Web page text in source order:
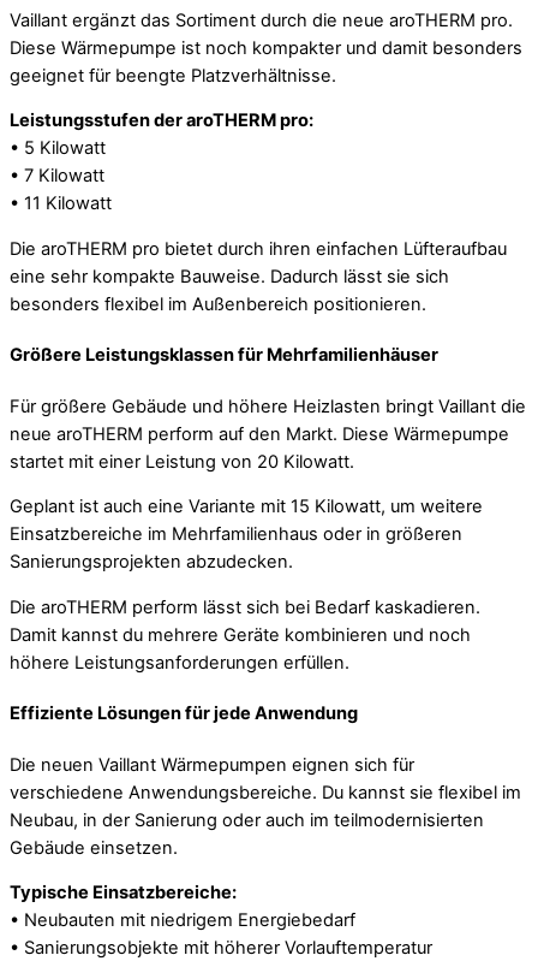
Vaillant ergänzt das Sortiment durch die neue aroTHERM pro.
Diese Wärmepumpe ist noch kompakter und damit besonders
geeignet für beengte Platzverhältnisse.
Leistungsstufen der aroTHERM pro:
• 5 Kilowatt
• 7 Kilowatt
• 11 Kilowatt
Die aroTHERM pro bietet durch ihren einfachen Lüfteraufbau
eine sehr kompakte Bauweise. Dadurch lässt sie sich
besonders flexibel im Außenbereich positionieren.
Größere Leistungsklassen für Mehrfamilienhäuser
Für größere Gebäude und höhere Heizlasten bringt Vaillant die
neue aroTHERM perform auf den Markt. Diese Wärmepumpe
startet mit einer Leistung von 20 Kilowatt.
Geplant ist auch eine Variante mit 15 Kilowatt, um weitere
Einsatzbereiche im Mehrfamilienhaus oder in größeren
Sanierungsprojekten abzudecken.
Die aroTHERM perform lässt sich bei Bedarf kaskadieren.
Damit kannst du mehrere Geräte kombinieren und noch
höhere Leistungsanforderungen erfüllen.
Effiziente Lösungen für jede Anwendung
Die neuen Vaillant Wärmepumpen eignen sich für
verschiedene Anwendungsbereiche. Du kannst sie flexibel im
Neubau, in der Sanierung oder auch im teilmodernisierten
Gebäude einsetzen.
Typische Einsatzbereiche:
• Neubauten mit niedrigem Energiebedarf
• Sanierungsobjekte mit höherer Vorlauftemperatur